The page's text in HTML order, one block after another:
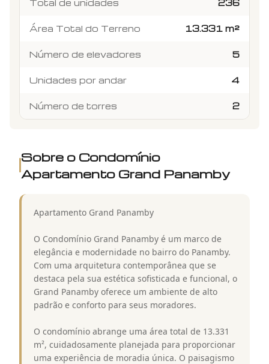
Total de unidades 236
Área Total do Terreno 13.331 m²
Número de elevadores 5
Unidades por andar 4
Número de torres 2
Sobre o Condomínio
Apartamento Grand Panamby
Apartamento Grand Panamby
O Condomínio Grand Panamby é um marco de
elegância e modernidade no bairro do Panamby.
Com uma arquitetura contemporânea que se
destaca pela sua estética sofisticada e funcional, o
Grand Panamby oferece um ambiente de alto
padrão e conforto para seus moradores.
O condomínio abrange uma área total de 13.331
m², cuidadosamente planejada para proporcionar
uma experiência de moradia única. O paisagismo